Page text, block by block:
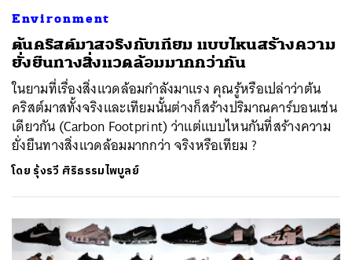
Environment
ต้นคริสต์มาสจริงกับเทียม แบบไหนสร้างความ
ยั่งยืนทางสิ่งแวดล้อมมากกว่ากัน
ในยามที่เรื่องสิ่งแวดล้อมกำลังมาแรง คุณรู้หรือเปล่าว่าต้น
คริสต์มาสทั้งจริงและเทียมนั้นต่างก็สร้างปริมาณคาร์บอนเช่น
เดียวกัน (Carbon Footprint) ว่าแต่แบบไหนกันที่สร้างความ
ยั่งยืนทางสิ่งแวดล้อมมากกว่า จริงหรือเทียม ?
โดย รุ้งรวี ศิริธรรมไพบูลย์